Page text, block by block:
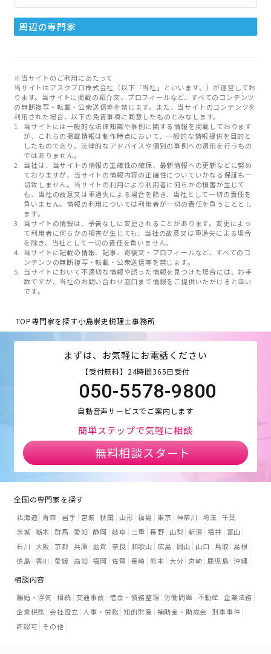
周辺の専門家
※当サイトのご利用にあたって
当サイトはアスクプロ株式会社（以下「当社」といいます。）が運営してお
ります。当サイトに掲載の紹介文、プロフィールなど、すべてのコンテンツ
の無断複写・転載・公衆送信等を禁じます。また、当サイトのコンテンツを
利用された場合、以下の免責事項に同意したものとみなします。
当サイトには一般的な法律知識や事例に関する情報を掲載しております
が、これらの掲載情報は制作時点において、一般的な情報提供を目的と
したものであり、法律的なアドバイスや個別の事例への適用を行うもの
ではありません。
当社は、当サイトの情報の正確性の確保、最新情報への更新などに努め
ておりますが、当サイトの情報内容の正確性についていかなる保証も一
切致しません。当サイトの利用により利用者に何らかの損害が生じて
も、当社の故意又は重過失による場合を除き、当社として一切の責任を
負いません。情報の利用については利用者が一切の責任を負うこととし
ます。
当サイトの情報は、予告なしに変更されることがあります。変更によっ
て利用者に何らかの損害が生じても、当社の故意又は重過失による場合
を除き、当社として一切の責任を負いません。
当サイトに記載の情報、記事、寄稿文・プロフィールなど、すべてのコ
ンテンツの無断複写・転載・公衆送信等を禁じます。
当サイトにおいて不適切な情報や誤った情報を見つけた場合には、お手
数ですが、当社のお問い合わせ窓口まで情報をご提供いただけると幸い
です。
TOP専門家を探す小島崇史税理士事務所
まずは、お気軽にお電話ください
【受付無料】24時間365日受付
050-5578-9800
自動音声サービスでご案内します
簡単ステップで気軽に相談
無料相談スタート
全国の専門家を探す
北海道 青森 岩手 宮城 秋田 山形 福島 東京 神奈川 埼玉
千葉
茨城 栃木 群馬 愛知 静岡 岐阜 三重 長野 山梨 新潟 福井
富山
石川
大阪 京都 兵庫 滋賀 奈良 和歌山 広島 岡山 山口 鳥取
島根
徳島 香川 愛媛 高知 福岡 佐賀 長崎 熊本 大分 宮崎 鹿児島 沖縄
相談内容
離婚・浮気 相続 交通事故 借金・債務整理 労働問題 不動産 企業法務
企業税務 会社設立 人事・労務 知的財産 補助金・助成金 刑事事件
許認可 その他